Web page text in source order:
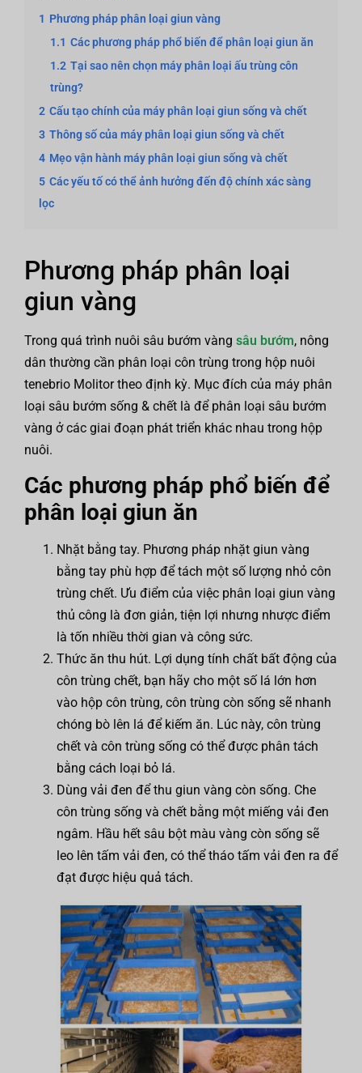
1 Phương pháp phân loại giun vàng
1.1 Các phương pháp phổ biến để phân loại giun ăn
1.2 Tại sao nên chọn máy phân loại ấu trùng côn
trùng?
2 Cấu tạo chính của máy phân loại giun sống và chết
3 Thông số của máy phân loại giun sống và chết
4 Mẹo vận hành máy phân loại giun sống và chết
5 Các yếu tố có thể ảnh hưởng đến độ chính xác sàng
lọc
Phương pháp phân loại
giun vàng
Trong quá trình nuôi sâu bướm vàng sâu bướm, nông
dân thường cần phân loại côn trùng trong hộp nuôi
tenebrio Molitor theo định kỳ. Mục đích của máy phân
loại sâu bướm sống & chết là để phân loại sâu bướm
vàng ở các giai đoạn phát triển khác nhau trong hộp
nuôi.
Các phương pháp phổ biến để
phân loại giun ăn
Nhặt bằng tay. Phương pháp nhặt giun vàng
bằng tay phù hợp để tách một số lượng nhỏ côn
trùng chết. Ưu điểm của việc phân loại giun vàng
thủ công là đơn giản, tiện lợi nhưng nhược điểm
là tốn nhiều thời gian và công sức.
Thức ăn thu hút. Lợi dụng tính chất bất động của
côn trùng chết, bạn hãy cho một số lá lớn hơn
vào hộp côn trùng, côn trùng còn sống sẽ nhanh
chóng bò lên lá để kiếm ăn. Lúc này, côn trùng
chết và côn trùng sống có thể được phân tách
bằng cách loại bỏ lá.
Dùng vải đen để thu giun vàng còn sống. Che
côn trùng sống và chết bằng một miếng vải đen
ngâm. Hầu hết sâu bột màu vàng còn sống sẽ
leo lên tấm vải đen, có thể tháo tấm vải đen ra để
đạt được hiệu quả tách.